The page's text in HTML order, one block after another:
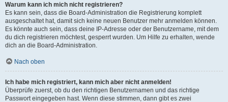
Warum kann ich mich nicht registrieren?
Es kann sein, dass die Board-Administration die Registrierung komplett
ausgeschaltet hat, damit sich keine neuen Benutzer mehr anmelden können.
Es könnte auch sein, dass deine IP-Adresse oder der Benutzername, mit dem
du dich registrieren möchtest, gesperrt wurden. Um Hilfe zu erhalten, wende
dich an die Board-Administration.
Nach oben
Ich habe mich registriert, kann mich aber nicht anmelden!
Überprüfe zuerst, ob du den richtigen Benutzernamen und das richtige
Passwort eingegeben hast. Wenn diese stimmen, dann gibt es zwei